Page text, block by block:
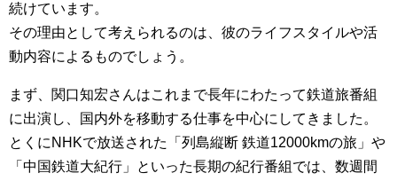
続けています。
その理由として考えられるのは、彼のライフスタイルや活
動内容によるものでしょう。
まず、関口知宏さんはこれまで長年にわたって鉄道旅番組
に出演し、国内外を移動する仕事を中心にしてきました。
とくにNHKで放送された「列島縦断 鉄道12000kmの旅」や
「中国鉄道大紀行」といった長期の紀行番組では、数週間